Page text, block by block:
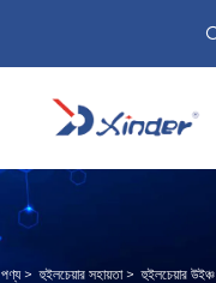
পণ্য>হুইলচেয়ার সহায়তা>হুইলচেয়ার উইঞ্চ